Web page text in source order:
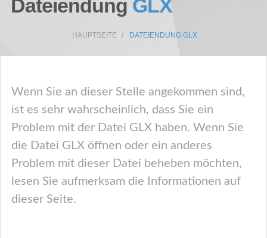
Dateiendung GLX
HAUPTSEITE DATEIENDUNG GLX
Wenn Sie an dieser Stelle angekommen sind,
ist es sehr wahrscheinlich, dass Sie ein
Problem mit der Datei GLX haben. Wenn Sie
die Datei GLX öffnen oder ein anderes
Problem mit dieser Datei beheben möchten,
lesen Sie aufmerksam die Informationen auf
dieser Seite.